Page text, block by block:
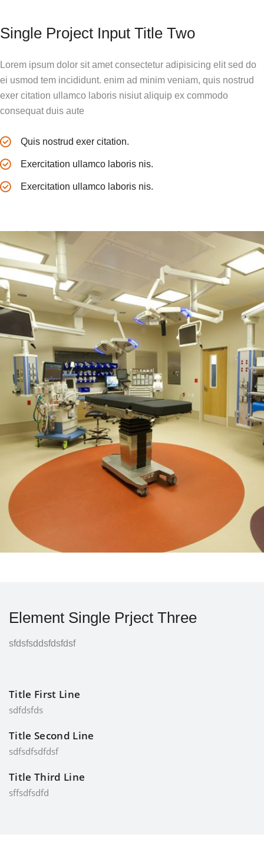
Single Project Input Title Two
Lorem ipsum dolor sit amet consectetur adipisicing elit sed do
ei usmod tem incididunt. enim ad minim veniam, quis nostrud
exer citation ullamco laboris nisiut aliquip ex commodo
consequat duis aute
Quis nostrud exer citation.
Exercitation ullamco laboris nis.
Exercitation ullamco laboris nis.
Element Single Prject Three
sfdsfsddsfdsfdsf
Title First Line
sdfdsfds
Title Second Line
sdfsdfsdfdsf
Title Third Line
sffsdfsdfd